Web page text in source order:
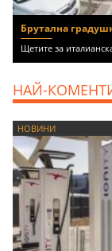
Брутална
Щетите за
НАЙ-
НОВИНИ